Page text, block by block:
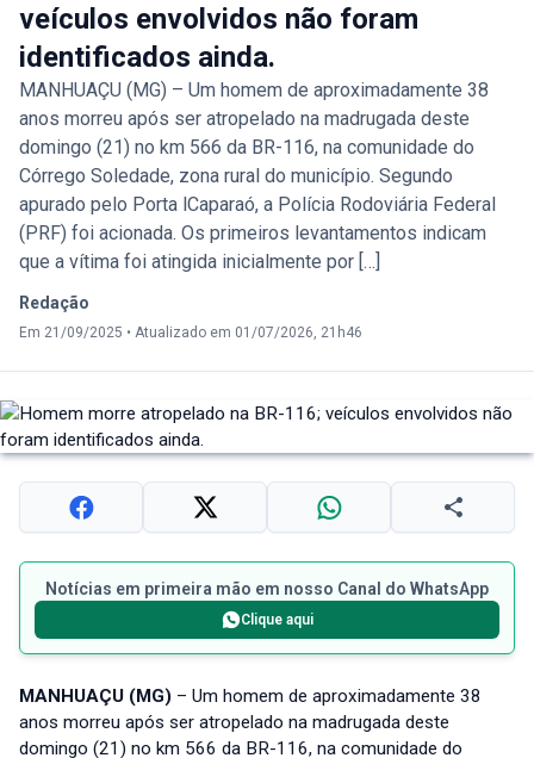
veículos envolvidos não foram
identificados ainda.
MANHUAÇU (MG) – Um homem de aproximadamente 38
anos morreu após ser atropelado na madrugada deste
domingo (21) no km 566 da BR-116, na comunidade do
Córrego Soledade, zona rural do município. Segundo
apurado pelo Porta lCaparaó, a Polícia Rodoviária Federal
(PRF) foi acionada. Os primeiros levantamentos indicam
que a vítima foi atingida inicialmente por […]
Redação
Em 21/09/2025 • Atualizado em 01/07/2026, 21h46
Notícias em primeira mão em nosso Canal do WhatsApp
Clique aqui
MANHUAÇU (MG) – Um homem de aproximadamente 38
anos morreu após ser atropelado na madrugada deste
domingo (21) no km 566 da BR-116, na comunidade do